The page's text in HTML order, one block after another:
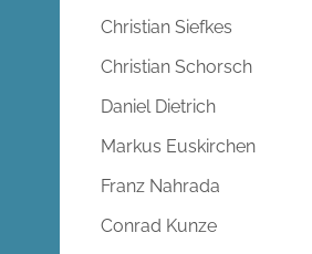
Christian Siefkes
Christian Schorsch
Daniel Dietrich
Markus Euskirchen
Franz Nahrada
Conrad Kunze